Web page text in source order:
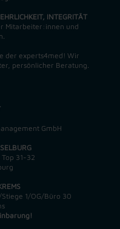
INTEGRITÄT
Mitarbeiter:innen und
der experts4med! Wir
persönlicher Beratung.
GmbH
31-32
1/OG/Büro 30